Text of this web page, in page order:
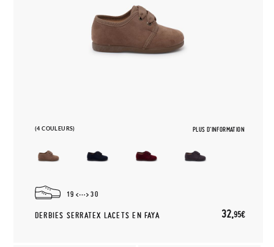
(4 COULEURS) PLUS D'INFORMATION
19 30
DERBIES SERRATEX LACETS EN FAYA 32,95€